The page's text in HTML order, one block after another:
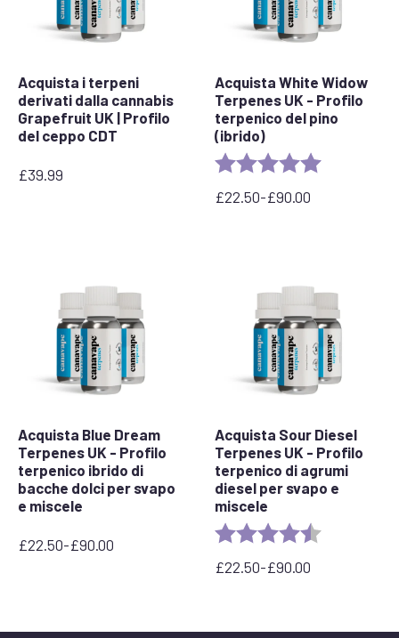
Acquista i terpeni
derivati dalla cannabis
Grapefruit UK | Profilo
del ceppo CDT
£39.99
Acquista White Widow
Terpenes UK - Profilo
terpenico del pino
(ibrido)
Rating: 5.0 out of 5
£22.50-£90.00
Fascia
£90,00
Acquista Blue Dream
Terpenes UK - Profilo
terpenico ibrido di
bacche dolci per svapo
e miscele
£22.50-£90.00
Fascia
Acquista Sour Diesel
Terpenes UK - Profilo
terpenico di agrumi
diesel per svapo e
miscele
Rating: 4.7 out of 5
£22.50-£90.00
Fascia
da